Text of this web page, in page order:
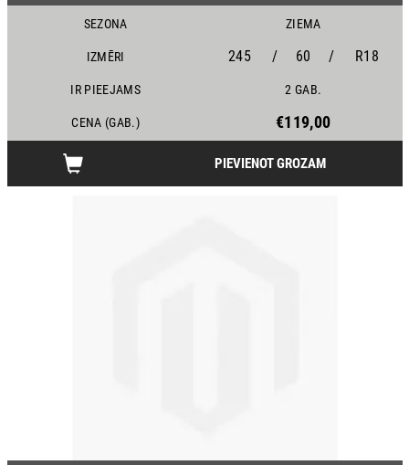
SEZONA ZIEMA
IZMĒRI 245 / 60 / R18
IR PIEEJAMS 2 GAB.
CENA (GAB.) €119,00
PIEVIENOT GROZAM